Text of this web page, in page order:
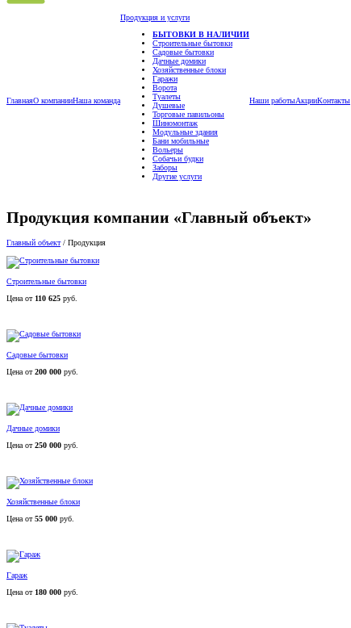
ГлавнаяО компанииНаша команда
Продукция и услуги
БЫТОВКИ В НАЛИЧИИ
Строительные бытовки
Садовые бытовки
Дачные домики
Хозяйственные блоки
Гаражи
Ворота
Туалеты
Душевые
Торговые павильоны
Шиномонтаж
Модульные здания
Бани мобильные
Вольеры
Собачьи будки
Заборы
Другие услуги
Наши работыАкцииКонтакты
Продукция компании «Главный объект»
Главный объект / Продукция
Строительные бытовки
Цена от 110 625 руб.
Садовые бытовки
Цена от200 000 руб.
Дачные домики
Цена от250 000 руб.
Хозяйственные блоки
Цена от55 000 руб.
Гараж
Цена от 180 000 руб.